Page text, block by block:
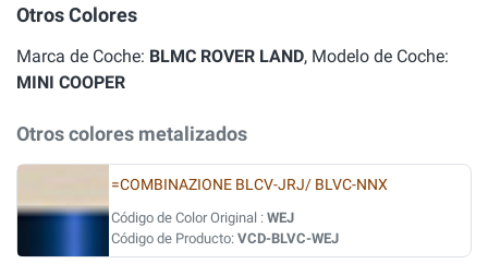
Otros Colores
Marca de Coche: BLMC ROVER LAND, Modelo de Coche:
MINI COOPER
Otros colores metalizados
=COMBINAZIONE BLCV-JRJ/ BLVC-NNX
Código de Color Original : WEJ
Código de Producto: VCD-BLVC-WEJ